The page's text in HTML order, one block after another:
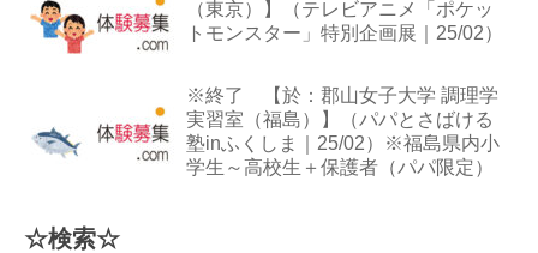
（東京）】（テレビアニメ「ポケッ
トモンスター」特別企画展｜25/02）
※終了 【於：郡山女子大学 調理学
実習室（福島）】（パパとさばける
塾inふくしま｜25/02）※福島県内小
学生～高校生＋保護者（パパ限定）
☆検索☆